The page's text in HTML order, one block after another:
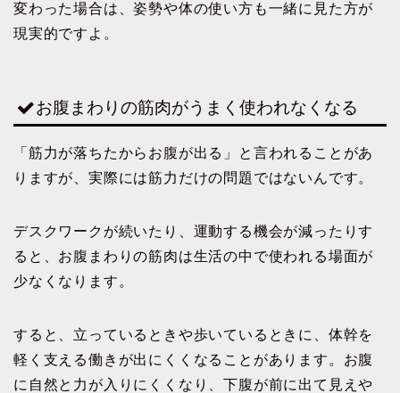
変わった場合は、姿勢や体の使い方も一緒に見た方が
現実的ですよ。
お腹まわりの筋肉がうまく使われなくなる
「筋力が落ちたからお腹が出る」と言われることがあ
りますが、実際には筋力だけの問題ではないんです。
デスクワークが続いたり、運動する機会が減ったりす
ると、お腹まわりの筋肉は生活の中で使われる場面が
少なくなります。
すると、立っているときや歩いているときに、体幹を
軽く支える働きが出にくくなることがあります。お腹
に自然と力が入りにくくなり、下腹が前に出て見えや